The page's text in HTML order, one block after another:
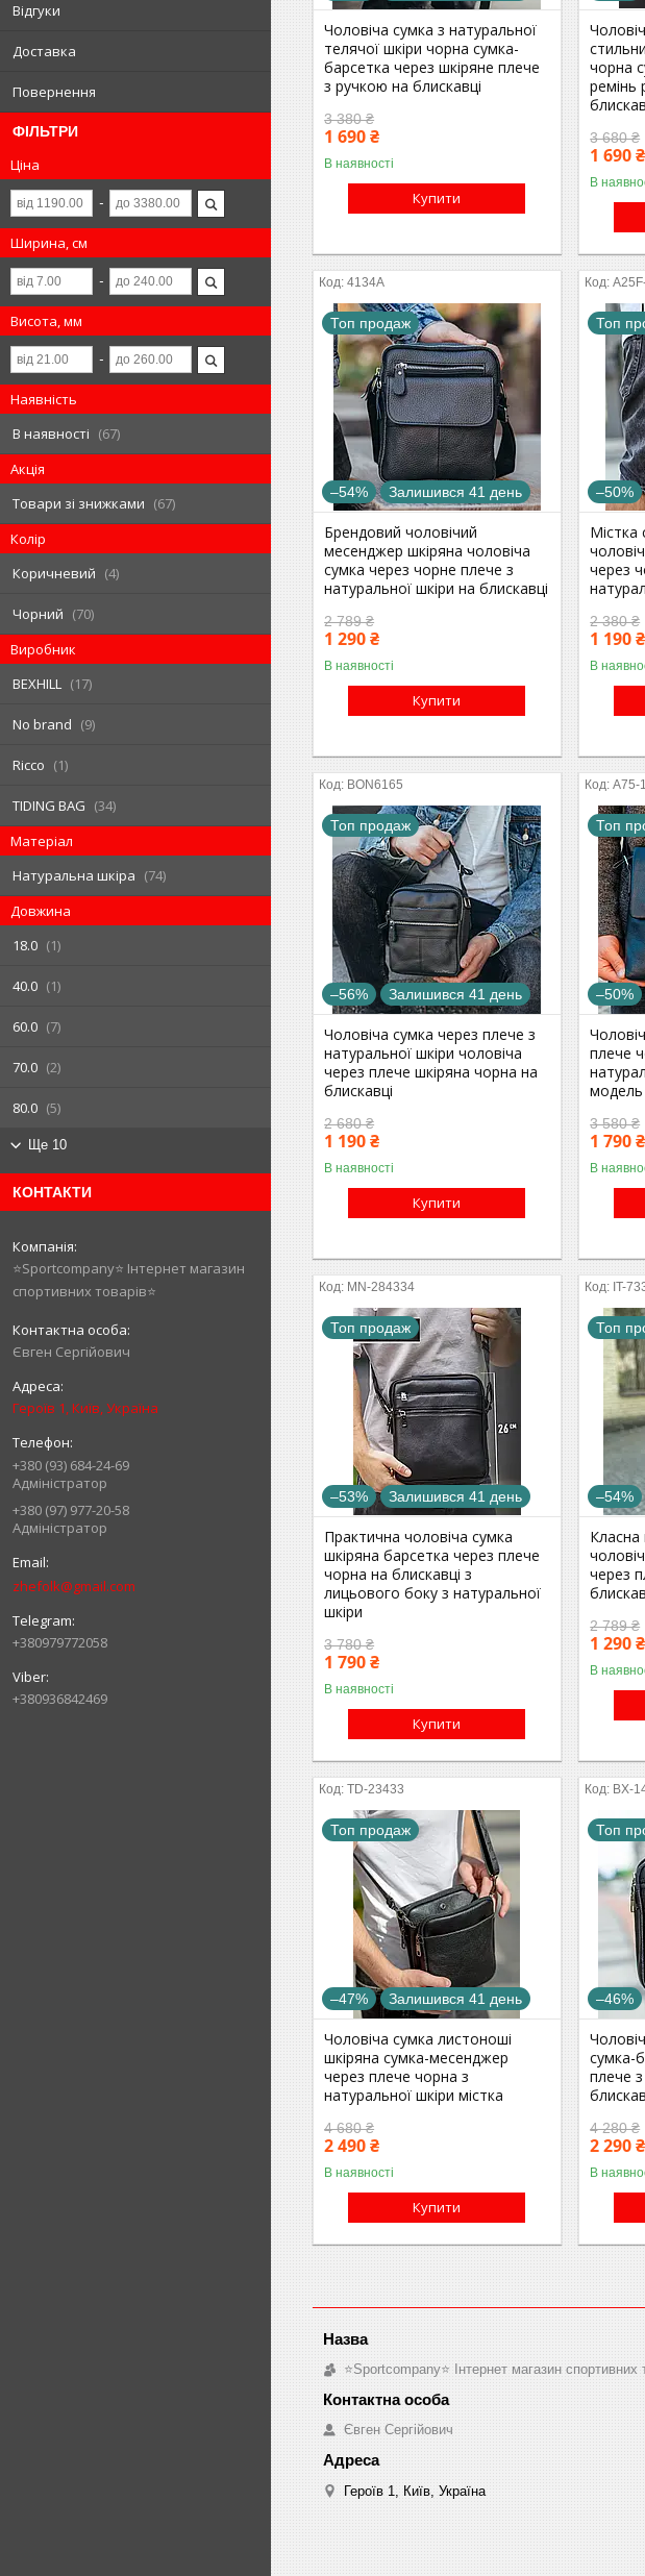
Відгуки
Доставка
Повернення
ФІЛЬТРИ
Ціна
Ширина, см
Висота, мм
Наявність
В наявності
67
Акція
Товари зі знижками
67
Колір
Коричневий
4
Чорний
70
Виробник
BEXHILL
17
No brand 9
Ricco 1
TIDING BAG
34
Матеріал
Натуральна шкіра
74
Довжина
18.0
1
40.0 1
60.0 7
70.0 2
80.0 5
Ще 10
КОНТАКТИ
⭐️Sportcompany⭐️ Інтернет магазин
спортивних товарів⭐️
Євген Сергійович
Героїв 1, Київ, Україна
+380 (93) 684-24-69
Адміністратор
+380 (97) 977-20-58
Адміністратор
zhefolk@gmail.com
+380979772058
+380936842469
Чоловіча сумка з натуральної
телячої шкіри чорна сумка-
барсетка через шкіряне плече
з ручкою на блискавці
3 380 ₴
1 690 ₴
В наявності
Купити
чорна
ремінь
3 680 ₴
1 690 ₴
В
4134A
Топ продаж
–54% Залишився 41 день
Брендовий чоловічий
месенджер шкіряна чоловіча
сумка через чорне плече з
натуральної шкіри на блискавці
2 789 ₴
1 290 ₴
В наявності
Купити
Топ
–50%
Містка
через
2 380 ₴
1 190 ₴
В
BON6165
Топ продаж
–56% Залишився 41 день
Чоловіча сумка через плече з
натуральної шкіри чоловіча
через плече шкіряна чорна на
блискавці
2 680 ₴
1 190 ₴
В наявності
Купити
A75-
Топ
–50%
плече
модель
3 580 ₴
1 790 ₴
В
MN-284334
Топ продаж
–53% Залишився 41 день
Практична чоловіча сумка
шкіряна барсетка через плече
чорна на блискавці з
лицьового боку з натуральної
шкіри
3 780 ₴
1 790 ₴
В наявності
Купити
IT-
Топ
–54%
Класна
через
2 789 ₴
1 290 ₴
В
TD-23433
Топ продаж
–47% Залишився 41 день
Чоловіча сумка листоноші
шкіряна сумка-месенджер
через плече чорна з
натуральної шкіри містка
4 680 ₴
2 490 ₴
В наявності
Купити
BX-
Топ
–46%
сумка-
плече
4 280 ₴
2 290 ₴
В
⭐️Sportcompany⭐️ Інтернет магазин спортивних
Євген Сергійович
Героїв 1, Київ, Україна